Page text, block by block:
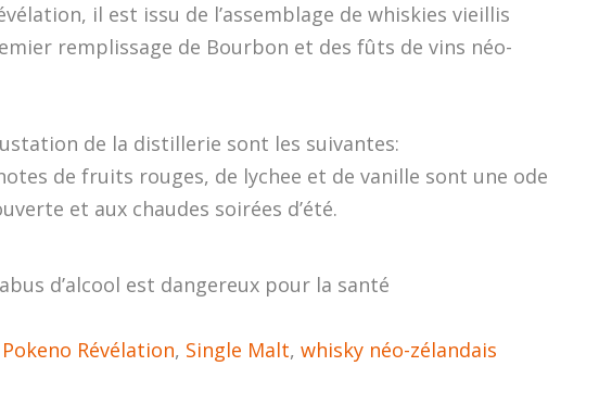
il est issu de l’assemblage de whiskies vieillis
remplissage de Bourbon et des fûts de vins néo-
de la distillerie sont les suivantes:
de fruits rouges, de lychee et de vanille sont une ode
et aux chaudes soirées d’été.
d’alcool est dangereux pour la santé
Pokeno Révélation, Single Malt, whisky néo-zélandais